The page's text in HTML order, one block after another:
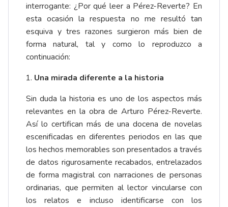
interrogante: ¿Por qué leer a Pérez-Reverte? En
esta ocasión la respuesta no me resultó tan
esquiva y tres razones surgieron más bien de
forma natural, tal y como lo reproduzco a
continuación:
Una mirada diferente a la historia
Sin duda la historia es uno de los aspectos más
relevantes en la obra de Arturo Pérez-Reverte.
Así lo certifican más de una docena de novelas
escenificadas en diferentes periodos en las que
los hechos memorables son presentados a través
de datos rigurosamente recabados, entrelazados
de forma magistral con narraciones de personas
ordinarias, que permiten al lector vincularse con
los relatos e incluso identificarse con los